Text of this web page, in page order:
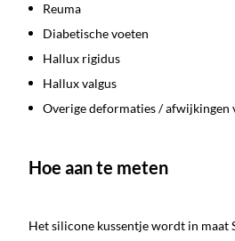
Reuma
Diabetische voeten
Hallux rigidus
Hallux valgus
Overige deformaties / afwijkingen
Hoe aan te meten
Het silicone kussentje wordt in maat